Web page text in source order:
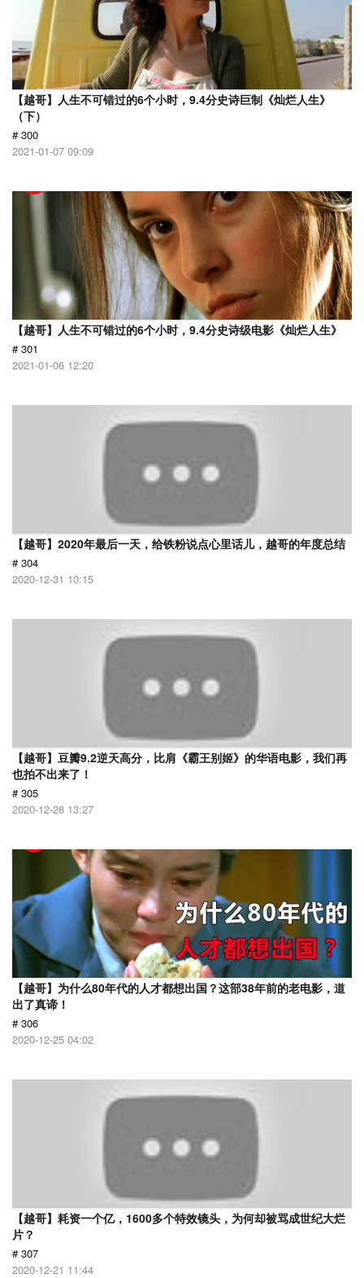
【越哥】人生不可错过的6个小时，9.4分史诗巨制《灿烂人生》
（下）
# 300
2021-01-07 09:09
【越哥】人生不可错过的6个小时，9.4分史诗级电影《灿烂人生》
# 301
2021-01-06 12:20
【越哥】2020年最后一天，给铁粉说点心里话儿，越哥的年度总结
# 304
2020-12-31 10:15
【越哥】豆瓣9.2逆天高分，比肩《霸王别姬》的华语电影，我们再
也拍不出来了！
# 305
2020-12-28 13:27
【越哥】为什么80年代的人才都想出国？这部38年前的老电影，道
出了真谛！
# 306
2020-12-25 04:02
【越哥】耗资一个亿，1600多个特效镜头，为何却被骂成世纪大烂
片？
# 307
2020-12-21 11:44